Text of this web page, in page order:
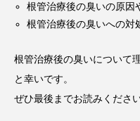
根管治療後の臭いの原因
根管治療後の臭いへの対
根管治療後の臭いについて
と幸いです。
ぜひ最後までお読みください